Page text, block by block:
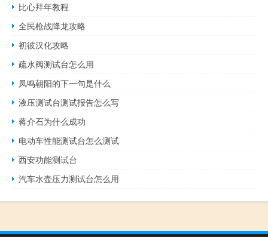
比心拜年教程
全民枪战降龙攻略
初彼汉化攻略
疏水阀测试台怎么用
凤鸣朝阳的下一句是什么
液压测试台测试报告怎么写
蒋介石为什么成功
电动车性能测试台怎么测试
西安功能测试台
汽车水壶压力测试台怎么用